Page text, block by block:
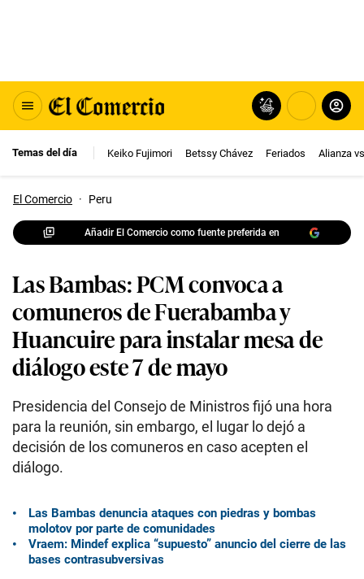
Temas del día Keiko Fujimori Betssy Chávez Feriados Alianza
El Comercio · Peru
Añadir El Comercio como fuente preferida en
Las Bambas: PCM convoca a
comuneros de Fuerabamba y
Huancuire para instalar mesa de
diálogo este 7 de mayo
Presidencia del Consejo de Ministros fijó una hora
para la reunión, sin embargo, el lugar lo dejó a
decisión de los comuneros en caso acepten el
diálogo.
Las Bambas denuncia ataques con piedras y bombas
molotov por parte de comunidades
Vraem: Mindef explica “supuesto” anuncio del cierre de las
bases contrasubversivas